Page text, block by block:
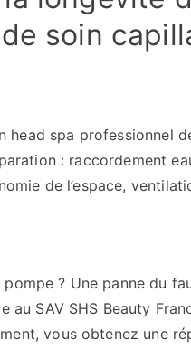
soin
head spa professionnel
: raccordement
de l’espace,
? Une panne du
au SAV SHS Beauty
vous obtenez une